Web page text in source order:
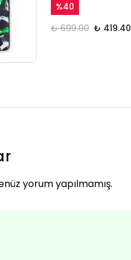
%40
₺ 699.00 ₺ 419.40
yorum yapılmamış.